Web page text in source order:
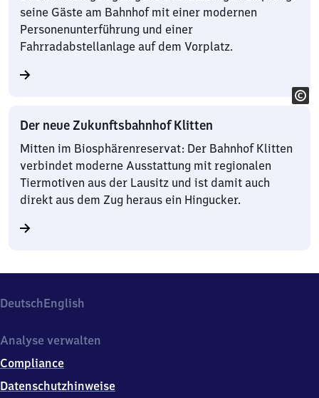
seine Gäste am Bahnhof mit einer modernen
Personenunterführung und einer
Fahrradabstellanlage auf dem Vorplatz.
Der neue Zukunftsbahnhof Klitten
Mitten im Biosphärenreservat: Der Bahnhof Klitten
verbindet moderne Ausstattung mit regionalen
Tiermotiven aus der Lausitz und ist damit auch
direkt aus dem Zug heraus ein Hingucker.
DeutschEnglish
Analyse verwalten
Compliance
Datenschutzhinweise